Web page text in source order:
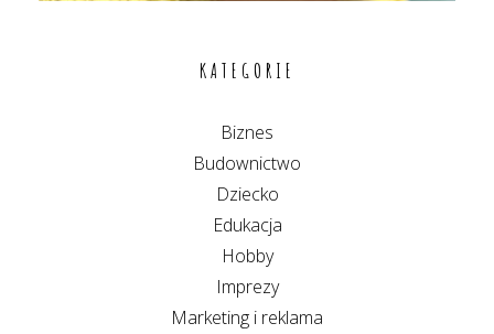
KATEGORIE
Biznes
Budownictwo
Dziecko
Edukacja
Hobby
Imprezy
Marketing i reklama